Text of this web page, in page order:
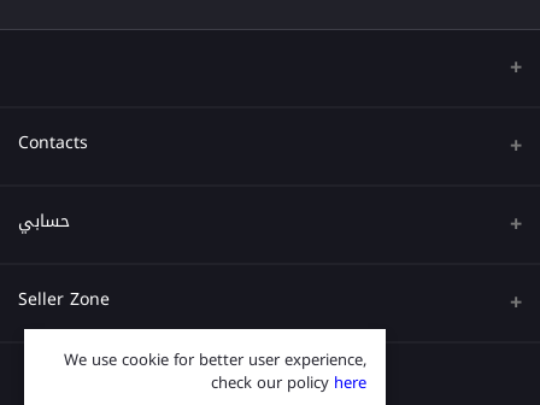
Contacts
عنوان
حسابي
تسجيل الدخول
Seller Zone
قدم الآن
We use cookie for better user experience,
check our policy here